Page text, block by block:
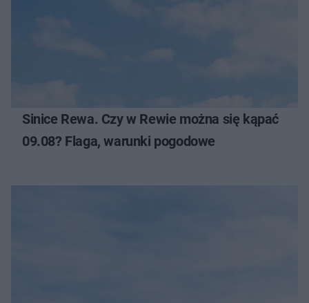
Sinice Rewa. Czy w Rewie można się kąpać
09.08? Flaga, warunki pogodowe